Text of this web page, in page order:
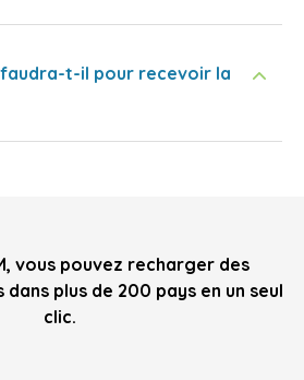
faudra-t-il pour recevoir la
vous pouvez recharger des
plus de 200 pays en un seul
clic.